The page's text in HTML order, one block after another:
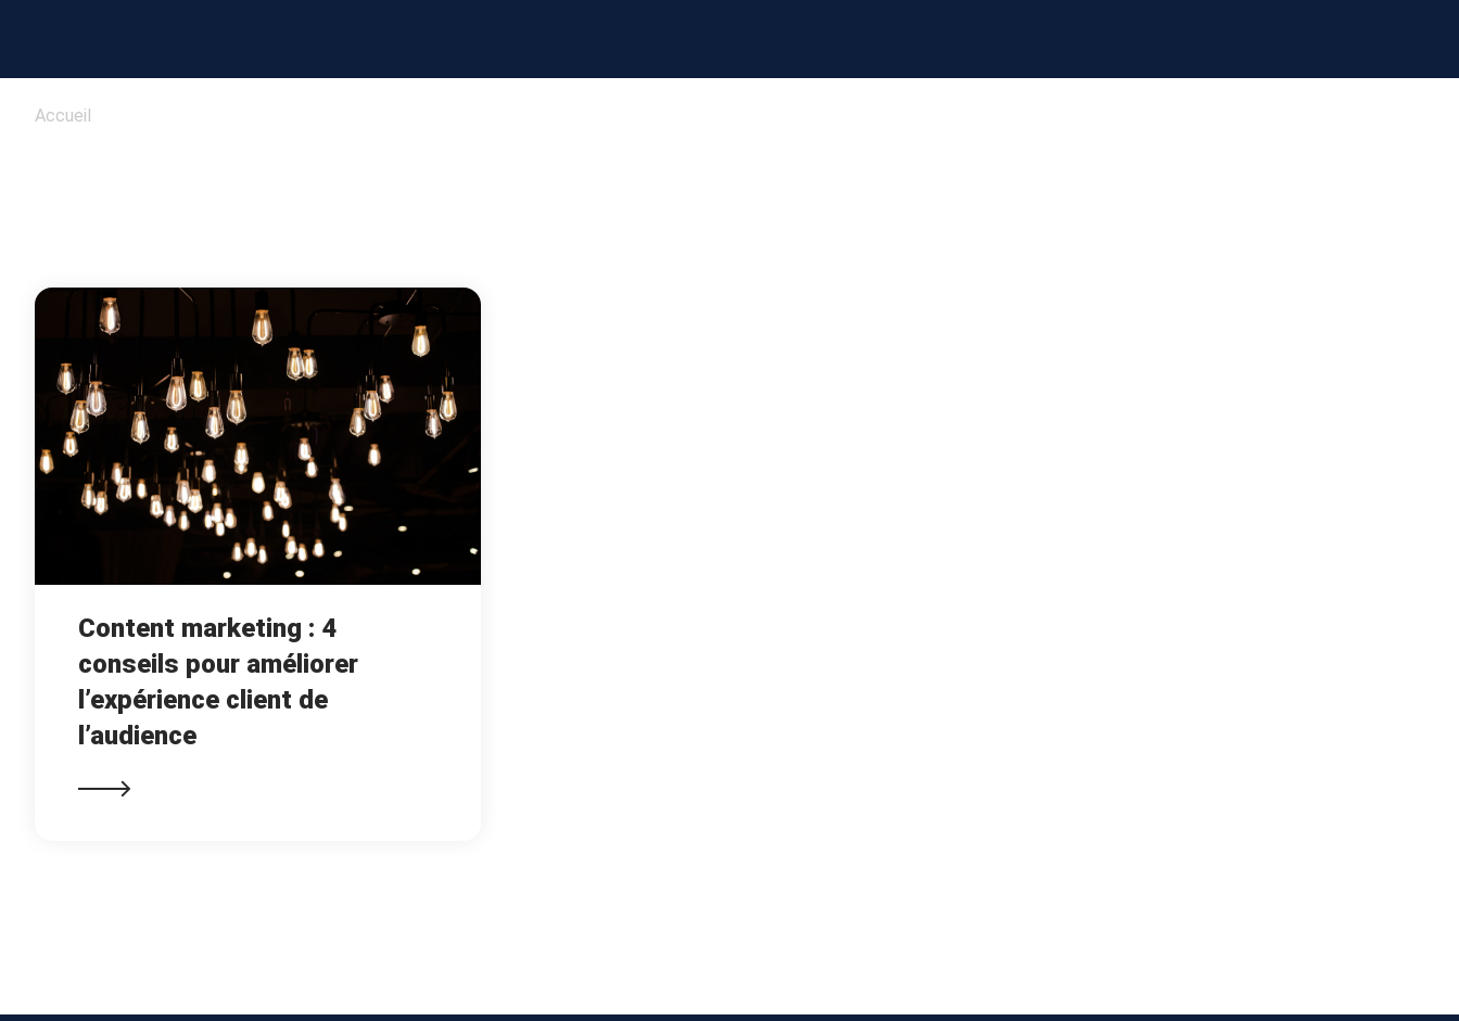
Accueil
Content marketing : 4
conseils pour améliorer
l’expérience client de
l’audience